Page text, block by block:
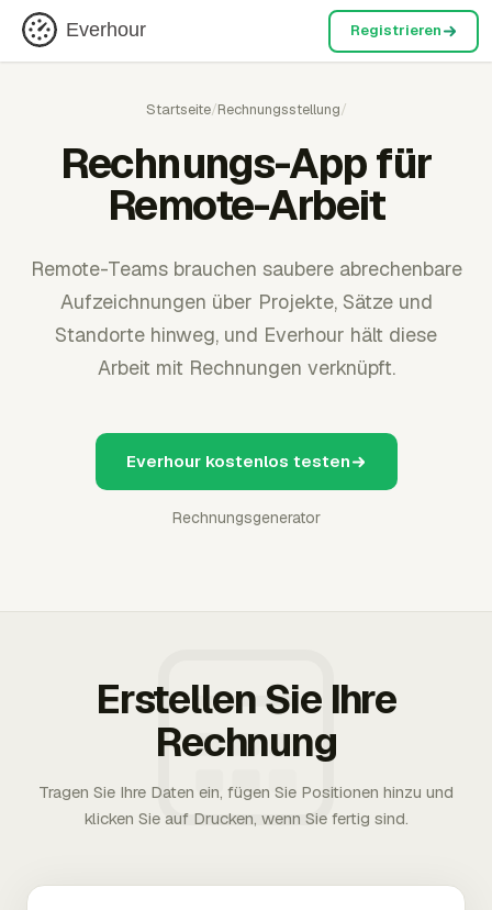
Everhour Registrieren
Startseite/Rechnungsstellung/
Rechnungs-App für
Remote-Arbeit
Remote-Teams brauchen saubere abrechenbare
Aufzeichnungen über Projekte, Sätze und
Standorte hinweg, und Everhour hält diese
Arbeit mit Rechnungen verknüpft.
Everhour kostenlos testen
Rechnungsgenerator
Erstellen Sie Ihre
Rechnung
Tragen Sie Ihre Daten ein, fügen Sie Positionen hinzu und
klicken Sie auf Drucken, wenn Sie fertig sind.